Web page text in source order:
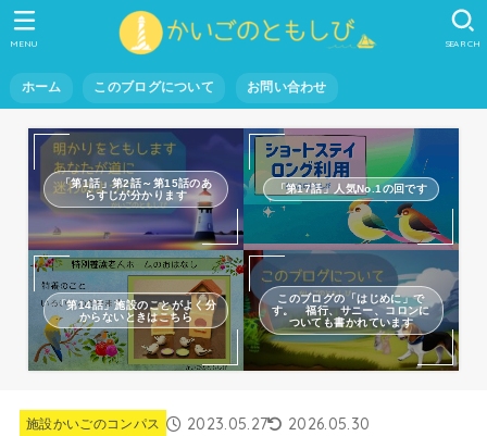
ホーム このブログについて お問い合わせ
SEARCH
MENU
「第1話」第2話～第15話のあ
らすじが分かります
「第17話」人気No.1の回です
「第14話」施設のことがよく分
からないときはこちら
このブログの「はじめに」で
す。 福行、サニー、コロンに
ついても書かれています
施設かいごのコンパス 2023.05.27 2026.05.30